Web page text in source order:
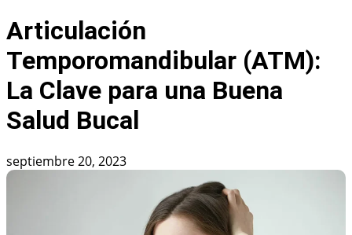
Articulación
Temporomandibular (ATM):
La Clave para una Buena
Salud Bucal
septiembre 20, 2023